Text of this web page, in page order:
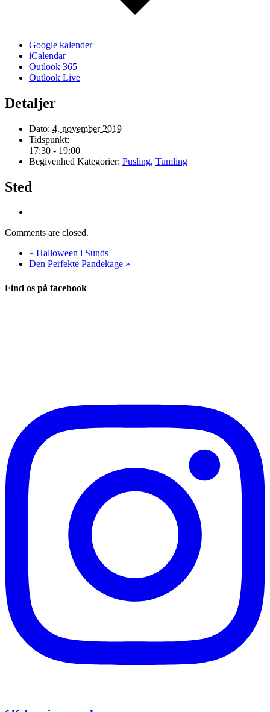
Google kalender
iCalendar
Outlook 365
Outlook Live
Detaljer
Dato: 4. november 2019
Tidspunkt:
17:30 - 19:00
Begivenhed Kategorier: Pusling, Tumling
Sted
Comments are closed.
« Halloween i Sunds
Den Perfekte Pandekage »
Find os på facebook